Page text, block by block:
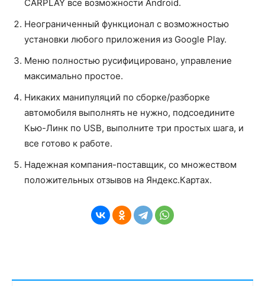
CARPLAY все возможности Android.
Неограниченный функционал с возможностью
установки любого приложения из Google Play.
Меню полностью русифицировано, управление
максимально простое.
Никаких манипуляций по сборке/разборке
автомобиля выполнять не нужно, подсоедините
Кью-Линк по USB, выполните три простых шага, и
все готово к работе.
Надежная компания-поставщик, со множеством
положительных отзывов на Яндекс.Картах.